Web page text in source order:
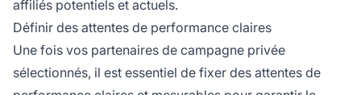
affiliés potentiels et actuels.
Définir des attentes de performance claires
Une fois vos partenaires de campagne privée
sélectionnés, il est essentiel de fixer des attentes de